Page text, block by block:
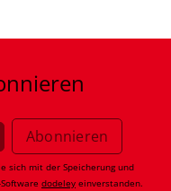
sich mit der Speicherung und
dodeley einverstanden.